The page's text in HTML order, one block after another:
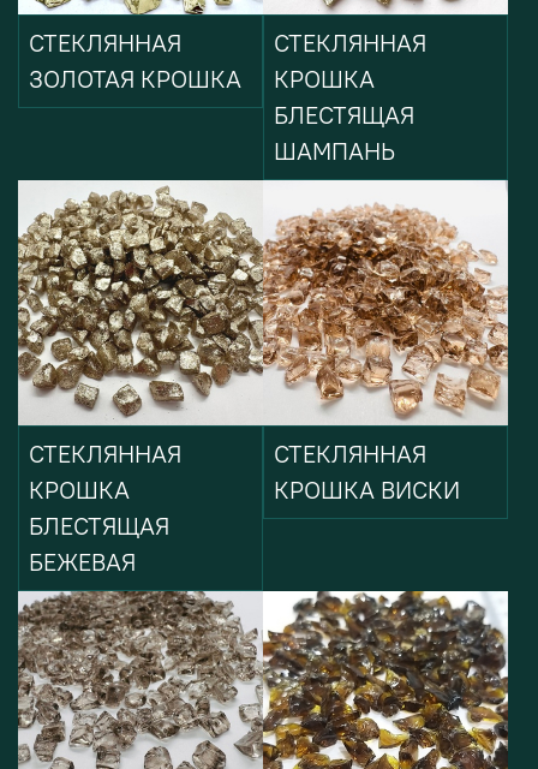
СТЕКЛЯННАЯ
ЗОЛОТАЯ КРОШКА
СТЕКЛЯННАЯ
КРОШКА
БЛЕСТЯЩАЯ
ШАМПАНЬ
СТЕКЛЯННАЯ
КРОШКА
БЛЕСТЯЩАЯ
БЕЖЕВАЯ
СТЕКЛЯННАЯ
КРОШКА ВИСКИ